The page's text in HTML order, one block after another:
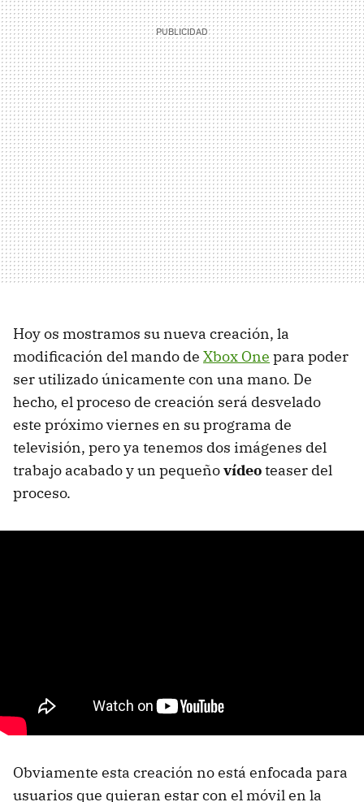
Hoy os mostramos su nueva creación, la
modificación del mando de Xbox One para poder
ser utilizado únicamente con una mano. De
hecho, el proceso de creación será desvelado
este próximo viernes en su programa de
televisión, pero ya tenemos dos imágenes del
trabajo acabado y un pequeñovídeoteaser del
proceso.
Obviamente esta creación no está enfocada para
usuarios que quieran estar con el móvil en la